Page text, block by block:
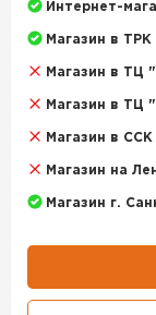
#0.6 – данный
магазине
товар, положите
телефону +7
Интернет-
Магазин в
Магазин в ТЦ
Магазин в ТЦ
Магазин в
Магазин на
Магазин г.